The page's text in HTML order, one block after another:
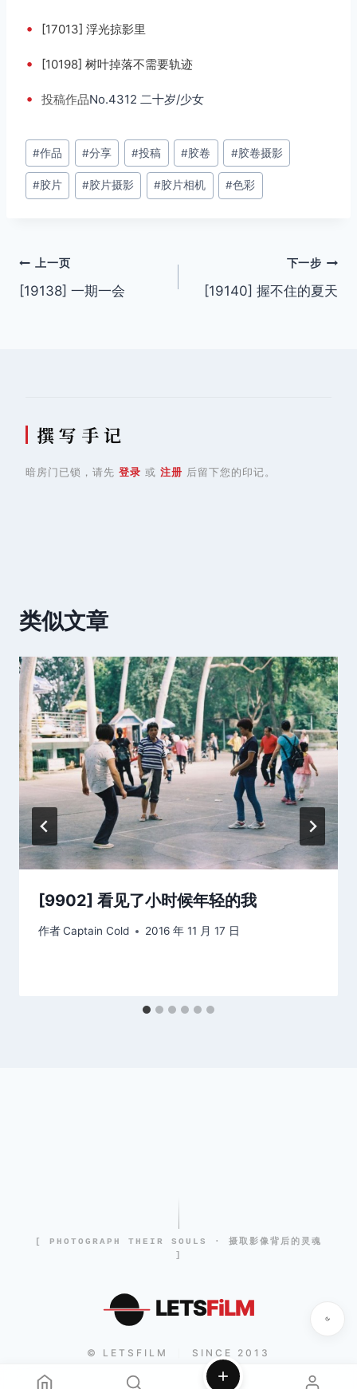
• [17013] 浮光掠影里
• [10198] 树叶掉落不需要轨迹
• 投稿作品No.4312 二十岁/少女
文
章
标
#作品 #分享 #投稿 #胶卷 #胶卷摄影
#胶片 #胶片摄影 #胶片相机 #色彩
文
章
上一页
[19138] 一期一会
下一步
[19140] 握不住的夏天
撰 写 手 记
暗房门已锁，请先 登录 或 注册 后留下您的印记。
类似文章
[9902] 看见了小时候年轻的我
作者Captain Cold 2016 年 11 月 17 日
[ PHOTOGRAPH THEIR SOULS · 摄取影像背后的灵魂
]
LETSFiLM
© LETSFILM SINCE 2013